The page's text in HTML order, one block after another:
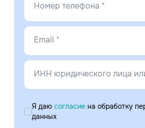
Номер телефона *
Email *
ИНН юридического лица
Я даю согласие на обработку
данных